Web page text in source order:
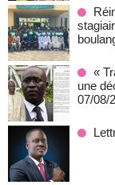
«
une
07/08/